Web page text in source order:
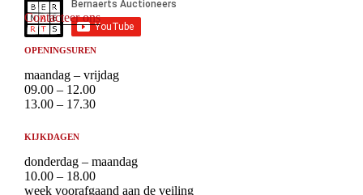
Contacteer ons
OPENINGSUREN
maandag – vrijdag
09.00 – 12.00
13.00 – 17.30
KIJKDAGEN
donderdag – maandag
10.00 – 18.00
week voorafgaand aan de veiling